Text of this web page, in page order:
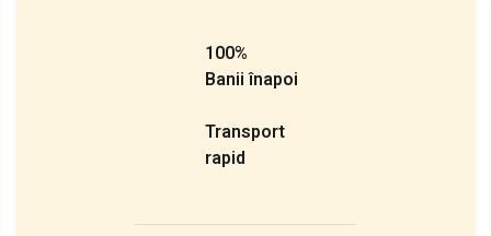
100%
Banii înapoi
Transport
rapid